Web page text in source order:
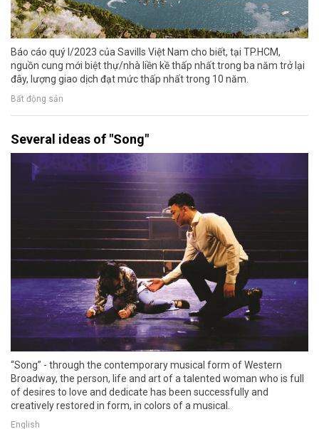
Báo cáo quý I/2023 của Savills Việt Nam cho biết, tại TP.HCM,
nguồn cung mới biệt thự/nhà liền kề thấp nhất trong ba năm trở lại
đây, lượng giao dịch đạt mức thấp nhất trong 10 năm.
Bất động sản
Several ideas of "Song"
“Song” - through the contemporary musical form of Western
Broadway, the person, life and art of a talented woman who is full
of desires to love and dedicate has been successfully and
creatively restored in form, in colors of a musical.
English